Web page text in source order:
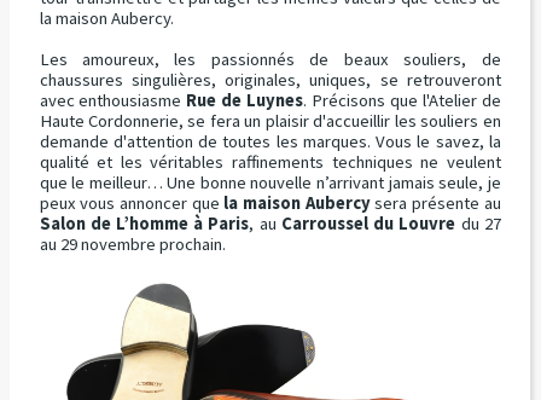
la maison Aubercy.
Les amoureux, les passionnés de beaux souliers, de
chaussures singulières, originales, uniques, se retrouveront
avec enthousiasme Rue de Luynes. Précisons que l'Atelier de
Haute Cordonnerie, se fera un plaisir d'accueillir les souliers en
demande d'attention de toutes les marques. Vous le savez, la
qualité et les véritables raffinements techniques ne veulent
que le meilleur… Une bonne nouvelle n’arrivant jamais seule, je
peux vous annoncer que la maison Aubercysera présente au
Salon de L’homme à Paris, au Carroussel du Louvre du 27
au 29 novembre prochain.